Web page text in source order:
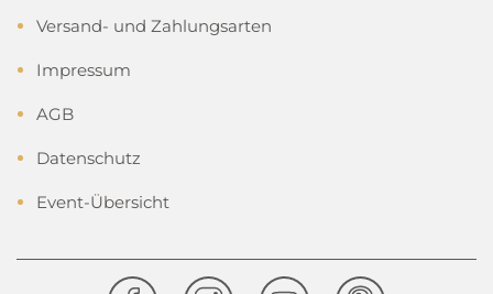
Versand- und Zahlungsarten
Impressum
AGB
Datenschutz
Event-Übersicht